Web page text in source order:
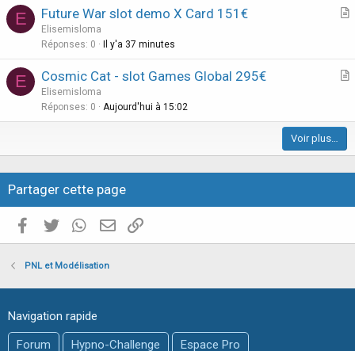
c
E
A
c
Future War slot demo X Card 151€
Elisemisloma
Réponses 0 Il y'a 37 minutes
E
A
i
l
e
Cosmic Cat - slot Games Global 295€
Elisemisloma
Réponses 0 Aujourd'hui à 15:02
Voir plus…
Partager cette page
Facebook
Twitter WhatsAppE-mail valide
PNL et Modélisation
Navigation rapide
Forum
Hypno-Challenge Espace Pro